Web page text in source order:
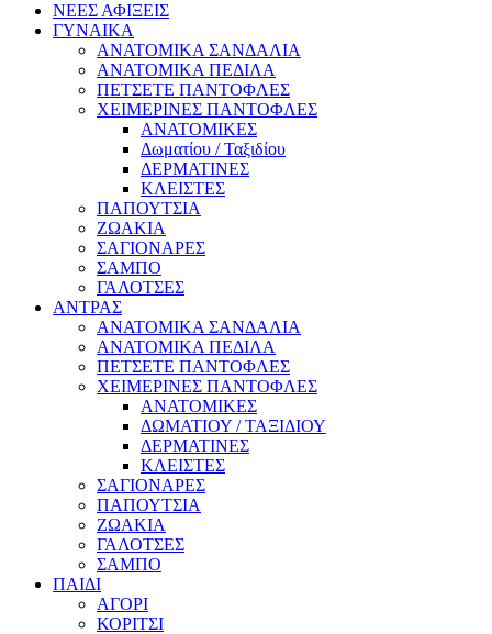
ΝΕΕΣ ΑΦΙΞΕΙΣ
ΓΥΝΑΙΚΑ
ΑΝΑΤΟΜΙΚΑ ΣΑΝΔΑΛΙΑ
ΑΝΑΤΟΜΙΚΑ ΠΕΔΙΛΑ
ΠΕΤΣΕΤΕ ΠΑΝΤΟΦΛΕΣ
ΧΕΙΜΕΡΙΝΕΣ ΠΑΝΤΟΦΛΕΣ
ΑΝΑΤΟΜΙΚΕΣ
Δωματίου / Ταξιδίου
ΔΕΡΜΑΤΙΝΕΣ
ΚΛΕΙΣΤΕΣ
ΠΑΠΟΥΤΣΙΑ
ΖΩΑΚΙΑ
ΣΑΓΙΟΝΑΡΕΣ
ΣΑΜΠΟ
ΓΑΛΟΤΣΕΣ
ΑΝΤΡΑΣ
ΑΝΑΤΟΜΙΚΑ ΣΑΝΔΑΛΙΑ
ΑΝΑΤΟΜΙΚΑ ΠΕΔΙΛΑ
ΠΕΤΣΕΤΕ ΠΑΝΤΟΦΛΕΣ
ΧΕΙΜΕΡΙΝΕΣ ΠΑΝΤΟΦΛΕΣ
ΑΝΑΤΟΜΙΚΕΣ
ΔΩΜΑΤΙΟΥ / ΤΑΞΙΔΙΟΥ
ΔΕΡΜΑΤΙΝΕΣ
ΚΛΕΙΣΤΕΣ
ΣΑΓΙΟΝΑΡΕΣ
ΠΑΠΟΥΤΣΙΑ
ΖΩΑΚΙΑ
ΓΑΛΟΤΣΕΣ
ΣΑΜΠΟ
ΠΑΙΔΙ
ΑΓΟΡΙ
ΚΟΡΙΤΣΙ